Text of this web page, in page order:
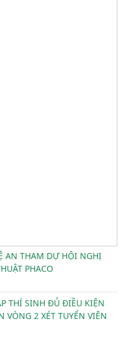
AN THAM DỰ HỘI NGHỊ
PHACO
THÍ SINH ĐỦ ĐIỀU KIỆN
VÒNG 2 XÉT TUYỂN VIÊN